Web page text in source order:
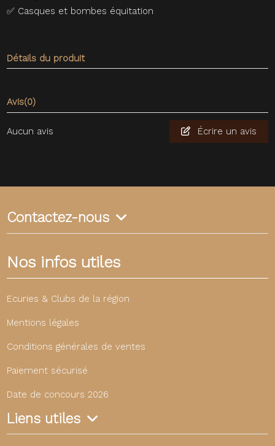
✅ Casques et bombes équitation
Détails du produit
Avis(0)
Aucun avis Écrire un avis
Contactez-nous
Nos infos utiles
Ecuries & Clubs de la région
Mentions légales
Conditions générales de ventes
Paiement sécurisé
Date de concours 2026
Liens utiles